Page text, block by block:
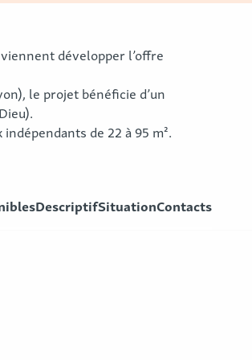
développer l’offre
le projet bénéficie d’un
de 22 à 95 m².
DescriptifSituationContacts